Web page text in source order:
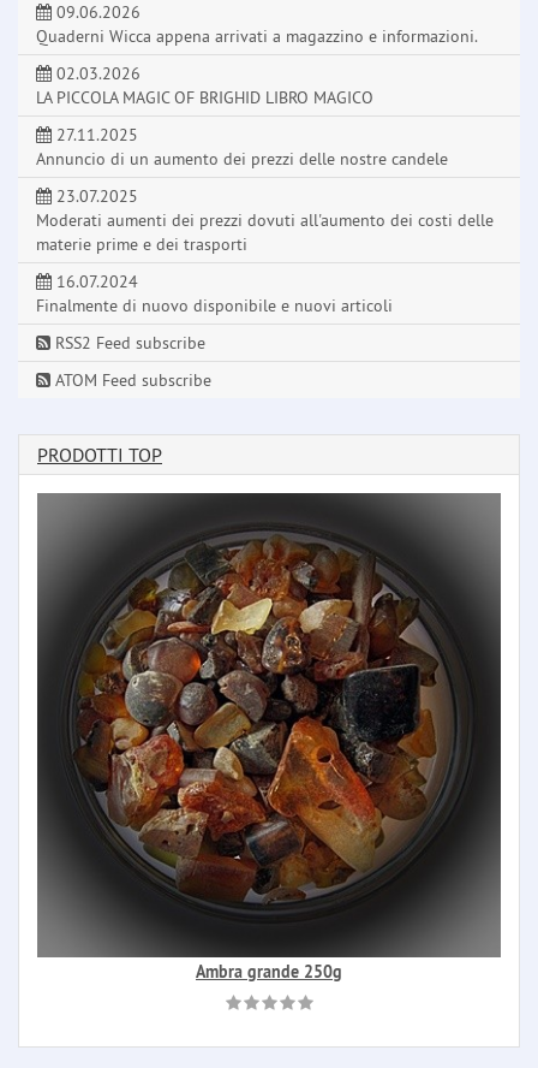
09.06.2026
Quaderni Wicca appena arrivati a magazzino e informazioni.
02.03.2026
LA PICCOLA MAGIC OF BRIGHID LIBRO MAGICO
27.11.2025
Annuncio di un aumento dei prezzi delle nostre candele
23.07.2025
Moderati aumenti dei prezzi dovuti all'aumento dei costi delle
materie prime e dei trasporti
16.07.2024
Finalmente di nuovo disponibile e nuovi articoli
RSS2 Feed subscribe
ATOM Feed subscribe
PRODOTTI TOP
Ambra grande 250g